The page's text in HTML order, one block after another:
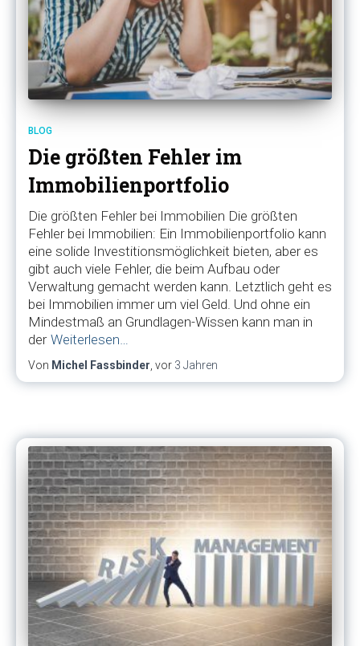
BLOG
Die größten Fehler im
Immobilienportfolio
Die größten Fehler bei Immobilien Die größten
Fehler bei Immobilien: Ein Immobilienportfolio kann
eine solide Investitionsmöglichkeit bieten, aber es
gibt auch viele Fehler, die beim Aufbau oder
Verwaltung gemacht werden kann. Letztlich geht es
bei Immobilien immer um viel Geld. Und ohne ein
Mindestmaß an Grundlagen-Wissen kann man in
der Weiterlesen…
Von Michel Fassbinder , vor 3 Jahren